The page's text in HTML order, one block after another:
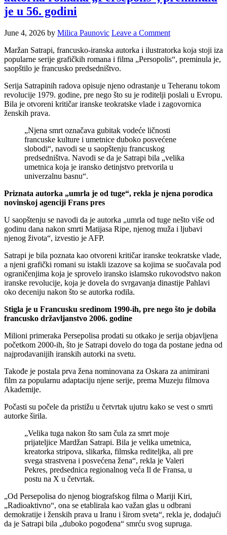
je u 56. godini
June 4, 2026 by Milica Paunovic Leave a Comment
Maržan Satrapi, francusko-iranska autorka i ilustratorka koja stoji iza
popularne serije grafičkih romana i filma „Persopolis“, preminula je,
saopštilo je francusko predsedništvo.
Serija Satrapinih radova opisuje njeno odrastanje u Teheranu tokom
revolucije 1979. godine, pre nego što su je roditelji poslali u Evropu.
Bila je otvoreni kritičar iranske teokratske vlade i zagovornica
ženskih prava.
„Njena smrt označava gubitak vodeće ličnosti
francuske kulture i umetnice duboko posvećene
slobodi“, navodi se u saopštenju francuskog
predsedništva. Navodi se da je Satrapi bila „velika
umetnica koja je iransko detinjstvo pretvorila u
univerzalnu basnu“.
Priznata autorka „umrla je od tuge“, rekla je njena porodica
novinskoj agenciji Frans pres
U saopštenju se navodi da je autorka „umrla od tuge nešto više od
godinu dana nakon smrti Matijasa Ripe, njenog muža i ljubavi
njenog života“, izvestio je AFP.
Satrapi je bila poznata kao otvoreni kritičar iranske teokratske vlade,
a njeni grafički romani su istakli izazove sa kojima se suočavala pod
ograničenjima koja je sprovelo iransko islamsko rukovodstvo nakon
iranske revolucije, koja je dovela do svrgavanja dinastije Pahlavi
oko deceniju nakon što se autorka rodila.
Stigla je u Francusku sredinom 1990-ih, pre nego što je dobila
francusko državljanstvo 2006. godine
Milioni primeraka Persepolisa prodati su otkako je serija objavljena
početkom 2000-ih, što je Satrapi dovelo do toga da postane jedna od
najprodavanijih iranskih autorki na svetu.
Takođe je postala prva žena nominovana za Oskara za animirani
film za popularnu adaptaciju njene serije, prema Muzeju filmova
Akademije.
Počasti su počele da pristižu u četvrtak ujutru kako se vest o smrti
autorke širila.
„Velika tuga nakon što sam čula za smrt moje
prijateljice Mardžan Satrapi. Bila je velika umetnica,
kreatorka stripova, slikarka, filmska rediteljka, ali pre
svega strastvena i posvećena žena“, rekla je Valeri
Pekres, predsednica regionalnog veća Il de Fransa, u
postu na X u četvrtak.
„Od Persepolisa do njenog biografskog filma o Mariji Kiri,
„Radioaktivno“, ona se etablirala kao važan glas u odbrani
demokratije i ženskih prava u Iranu i širom sveta“, rekla je, dodajući
da je Satrapi bila „duboko pogođena“ smrću svog supruga.